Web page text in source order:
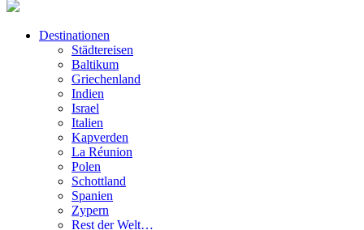
Destinationen
Städtereisen
Baltikum
Griechenland
Indien
Israel
Italien
Kapverden
La Réunion
Polen
Schottland
Spanien
Zypern
Rest der Welt…